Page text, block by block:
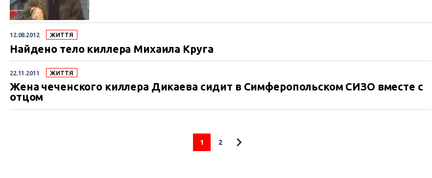
12.08.2012 ЖИТТЯ
Найдено тело киллера Михаила Круга
22.11.2011 ЖИТТЯ
Жена чеченского киллера Дикаева сидит в Симферопольском СИЗО вместе с
отцом
1 2